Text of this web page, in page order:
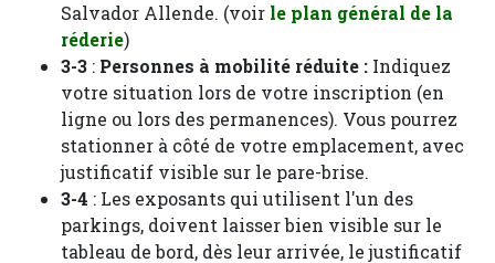
Salvador Allende. (voir le plan général de la
réderie)
3-3 : Personnes à mobilité réduite : Indiquez
votre situation lors de votre inscription (en
ligne ou lors des permanences). Vous pourrez
stationner à côté de votre emplacement, avec
justificatif visible sur le pare-brise.
3-4 : Les exposants qui utilisent l'un des
parkings, doivent laisser bien visible sur le
tableau de bord, dès leur arrivée, le justificatif